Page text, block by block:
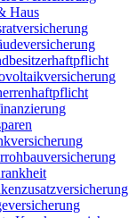
Haus